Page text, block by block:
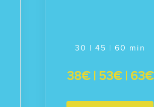
30 | 45 | 60 min
38€ | 53€ | 63€